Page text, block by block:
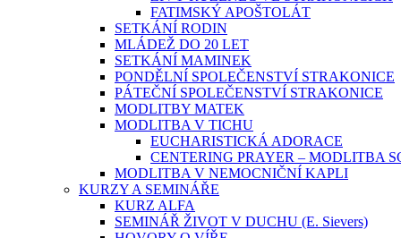
FATIMSKÝ APOŠTOLÁT
SETKÁNÍ RODIN
MLÁDEŽ DO 20 LET
SETKÁNÍ MAMINEK
PONDĚLNÍ SPOLEČENSTVÍ STRAKONICE
PÁTEČNÍ SPOLEČENSTVÍ STRAKONICE
MODLITBY MATEK
MODLITBA V TICHU
EUCHARISTICKÁ ADORACE
CENTERING PRAYER – MODLITBA
MODLITBA V NEMOCNIČNÍ KAPLI
KURZY A SEMINÁŘE
KURZ ALFA
SEMINÁŘ ŽIVOT V DUCHU (E. Sievers)